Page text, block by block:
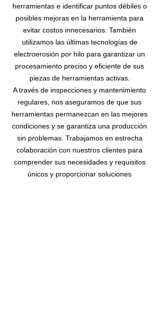
herramientas e identificar puntos débiles o
posibles mejoras en la herramienta para
evitar costos innecesarios. También
utilizamos las últimas tecnologías de
electroerosión por hilo para garantizar un
procesamiento preciso y eficiente de sus
piezas de herramientas activas.
A través de inspecciones y mantenimiento
regulares, nos aseguramos de que sus
herramientas permanezcan en las mejores
condiciones y se garantiza una producción
sin problemas. Trabajamos en estrecha
colaboración con nuestros clientes para
comprender sus necesidades y requisitos
únicos y proporcionar soluciones